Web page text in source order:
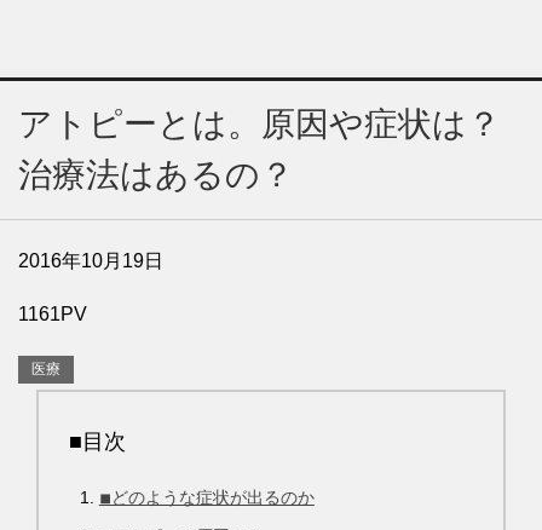
アトピーとは。原因や症状は？
治療法はあるの？
2016年10月19日
1161PV
医療
■目次
◾︎どのような症状が出るのか